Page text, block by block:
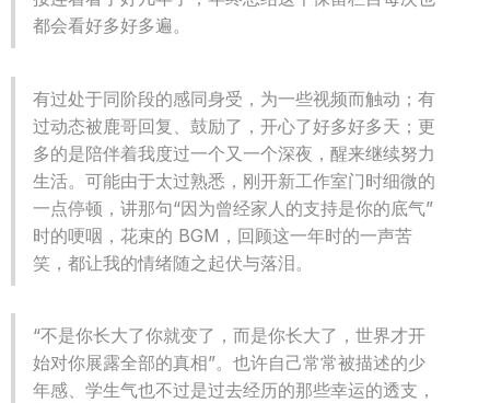
都会看好多好多遍。
有过处于同阶段的感同身受，为一些视频而触动；有
过动态被鹿哥回复、鼓励了，开心了好多好多天；更
多的是陪伴着我度过一个又一个深夜，醒来继续努力
生活。可能由于太过熟悉，刚开新工作室门时细微的
一点停顿，讲那句“因为曾经家人的支持是你的底气”
时的哽咽，花束的 BGM，回顾这一年时的一声苦
笑，都让我的情绪随之起伏与落泪。
“不是你长大了你就变了，而是你长大了，世界才开
始对你展露全部的真相”。也许自己常常被描述的少
年感、学生气也不过是过去经历的那些幸运的透支，